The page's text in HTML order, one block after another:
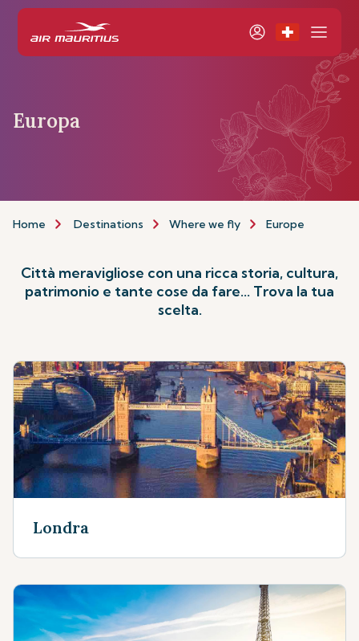
Europa
Home Destinations Where we fly Europe
Città meravigliose con una ricca storia, cultura,
patrimonio e tante cose da fare... Trova la tua
scelta.
Londra